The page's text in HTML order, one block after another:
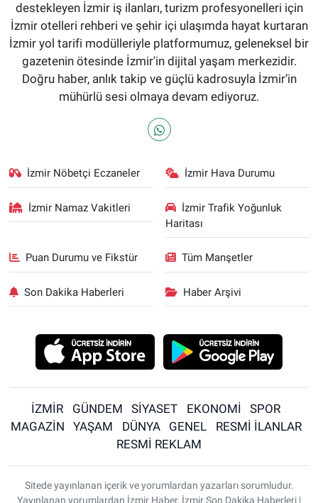
destekleyen İzmir iş ilanları, turizm profesyonelleri için
İzmir otelleri rehberi ve şehir içi ulaşımda hayat kurtaran
İzmir yol tarifi modülleriyle platformumuz, geleneksel bir
gazetenin ötesinde İzmir'in dijital yaşam merkezidir.
Doğru haber, anlık takip ve güçlü kadrosuyla İzmir’in
mühürlü sesi olmaya devam ediyoruz.
İzmir Nöbetçi Eczaneler İzmir Hava Durumu
İzmir Namaz Vakitleri
İzmir Trafik Yoğunluk
Haritası
Puan Durumu ve Fikstür Tüm Manşetler
Son Dakika Haberleri Haber Arşivi
İZMİR GÜNDEM SİYASET EKONOMİ
SPOR
MAGAZİN
YAŞAM DÜNYA GENEL
RESMİ İLANLAR
RESMİ REKLAM
Sitede yayınlanan içerik ve yorumlardan yazarları sorumludur.
Yayınlanan yorumlardan İzmir Haber, İzmir Son Dakika Haberleri |